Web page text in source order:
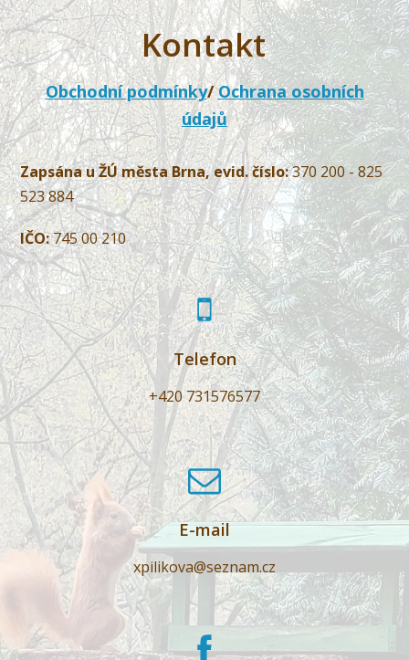
Kontakt
Obchodní podmínky/Ochrana osobních
údajů
Zapsána u ŽÚ města Brna, evid. číslo:370 200 - 825
523 884
IČO:745 00 210
Telefon
+420 731576577
E-mail
xpilikova@seznam.cz